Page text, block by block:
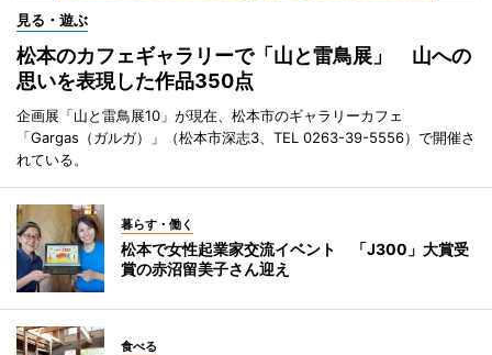
見る・遊ぶ
松本のカフェギャラリーで「山と雷鳥展」 山への
思いを表現した作品350点
企画展「山と雷鳥展10」が現在、松本市のギャラリーカフェ
「Gargas（ガルガ）」（松本市深志3、TEL 0263-39-5556）で開催さ
れている。
暮らす・働く
松本で女性起業家交流イベント 「J300」大賞受
賞の赤沼留美子さん迎え
食べる